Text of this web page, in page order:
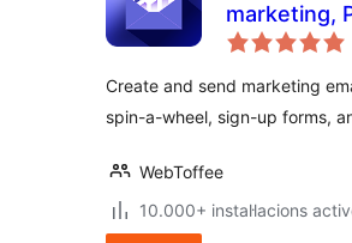
marketing,
Create and send marketing
spin-a-wheel, sign-up forms,
WebToffee
10.000+ instal·lacions